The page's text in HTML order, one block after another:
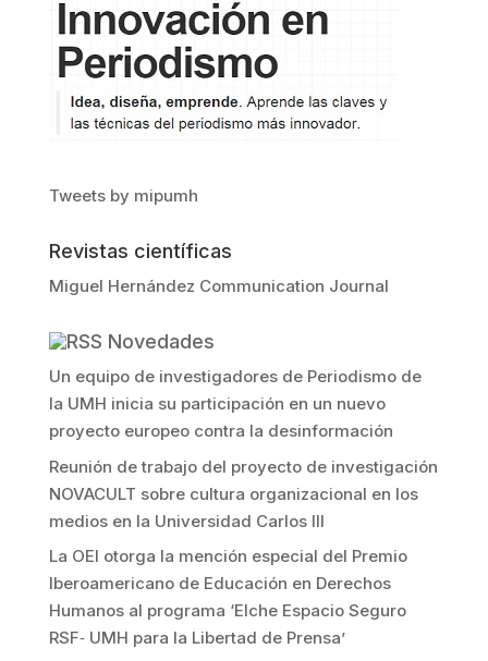
Tweets by mipumh
Revistas científicas
Miguel Hernández Communication Journal
Novedades
Un equipo de investigadores de Periodismo de
la UMH inicia su participación en un nuevo
proyecto europeo contra la desinformación
Reunión de trabajo del proyecto de investigación
NOVACULT sobre cultura organizacional en los
medios en la Universidad Carlos III
La OEI otorga la mención especial del Premio
Iberoamericano de Educación en Derechos
Humanos al programa ‘Elche Espacio Seguro
RSF‐ UMH para la Libertad de Prensa’